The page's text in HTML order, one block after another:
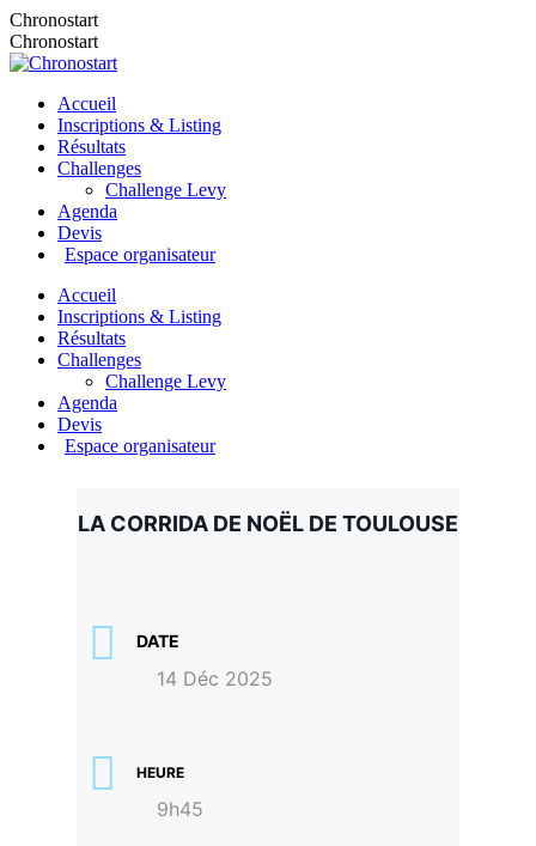
Chronostart
Chronostart
Accueil
Inscriptions & Listing
Résultats
Challenges
Challenge Levy
Agenda
Devis
Espace organisateur
Accueil
Inscriptions & Listing
Résultats
Challenges
Challenge Levy
Agenda
Devis
Espace organisateur
LA CORRIDA DE NOËL DE TOULOUSE
DATE
14 Déc 2025
HEURE
9h45